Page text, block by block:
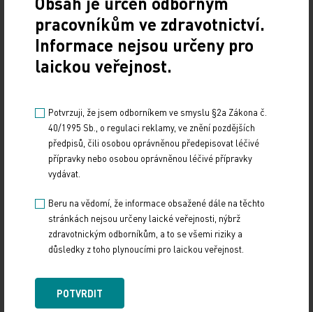
mohou přispět k jejich náhledu na věc též z jiného
úhlu pohledu a jistě přispějí ke kvalitnější
mezioborové spolupráci. Kromě skvělých
přednášek v podání českých a zahraničních
na workshopech – hned první den to byly
Ultrazvukové metody v intenzivní medicíně,
poslední den kongresu se konal Workshop Airway
Academy ve spolupráci s portálem www.akutne.cz.
zajišťování dýchacích cest a cévního řečiště a
následně přistoupili k procvičování jednotlivých
postupů.
Na závěr zbývá jen dodat, že kongres navštívilo 1
060 účastníků z řad lékařů a nelékařských
pracovníkům ve zdravotnictví.
Informace nejsou určeny pro
laickou veřejnost.
Potvrzuji, že jsem odborníkem ve smyslu §2a Zákona č.
40/1995 Sb., o regulaci reklamy, ve znění pozdějších
předpisů, čili osobou oprávněnou předepisovat léčivé
přípravky nebo osobou oprávněnou léčivé přípravky
vydávat.
Beru na vědomí, že informace obsažené dále na těchto
stránkách nejsou určeny laické veřejnosti, nýbrž
zdravotnickým odborníkům, a to se všemi riziky a
důsledky z toho plynoucími pro laickou veřejnost.
POTVRDIT